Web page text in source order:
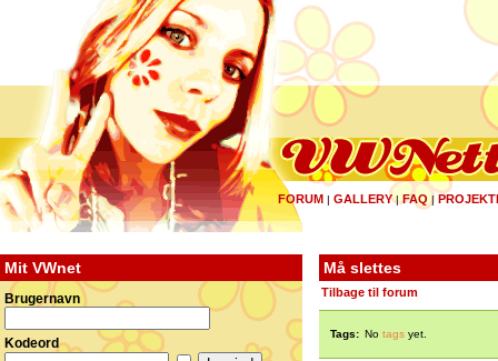
FORUM | GALLERY|FAQ |
Mit VWnet
Brugernavn
Kodeord
Må slettes
Tilbage til forum
Tags: No tags yet.